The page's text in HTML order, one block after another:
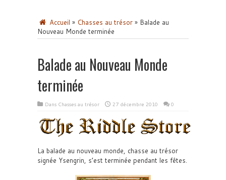
Accueil » Chasses au trésor » Balade au
Nouveau Monde terminée
Balade au Nouveau Monde
terminée
Dans Chasses au trésor 27 décembre 2010 0
La balade au nouveau monde, chasse au trésor
signée Ysengrin, s’est terminée pendant les fêtes.